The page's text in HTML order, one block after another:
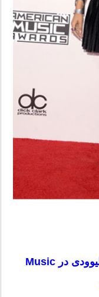
پوشش های مختلف هنرمندان هالیوودی در Music